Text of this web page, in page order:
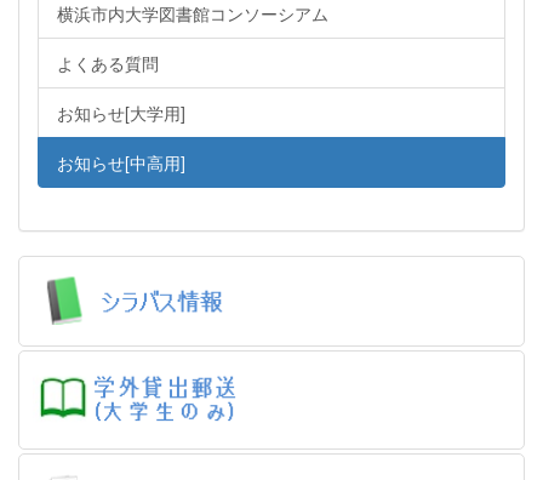
横浜市内大学図書館コンソーシアム
よくある質問
お知らせ[大学用]
お知らせ[中高用]